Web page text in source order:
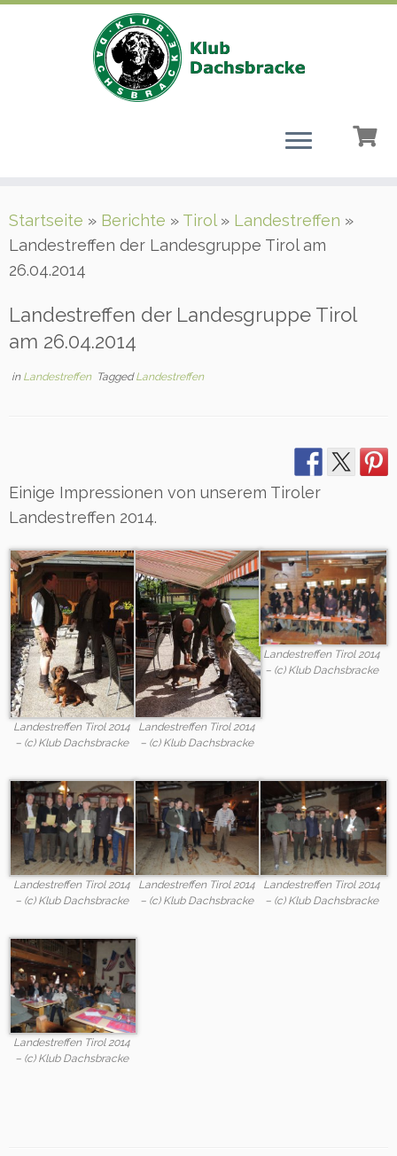
Inhalt
springen
Startseite » Berichte » Tirol » Landestreffen »
Landestreffen der Landesgruppe Tirol am
26.04.2014
Landestreffen der Landesgruppe Tirol
am 26.04.2014
in Landestreffen TaggedLandestreffen
Einige Impressionen von unserem Tiroler
Landestreffen 2014.
Landestreffen Tirol 2014
– (c) Klub Dachsbracke
Landestreffen Tirol 2014
– (c) Klub Dachsbracke
Landestreffen Tirol 2014
– (c) Klub Dachsbracke
Landestreffen Tirol 2014
– (c) Klub Dachsbracke
Landestreffen Tirol 2014
– (c) Klub Dachsbracke
Landestreffen Tirol 2014
– (c) Klub Dachsbracke
Landestreffen Tirol 2014
– (c) Klub Dachsbracke